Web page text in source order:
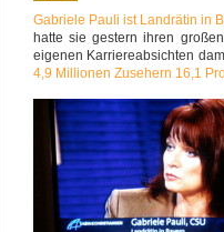
Gabriele Pauli ist Landrätin in
hatte sie gestern ihren
eigenen Karriereabsichten
4,9 Millionen Zusehern 16,1